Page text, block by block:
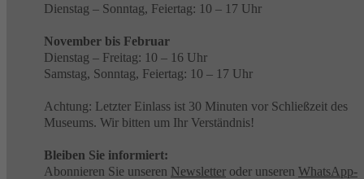
Dienstag – Sonntag, Feiertag: 10 – 17 Uhr
November bis Februar
Dienstag – Freitag: 10 – 16 Uhr
Samstag, Sonntag, Feiertag: 10 – 17 Uhr
Achtung: Letzter Einlass ist 30 Minuten vor Schließzeit des
Museums. Wir bitten um Ihr Verständnis!
Bleiben Sie informiert:
Abonnieren Sie unseren Newsletter oder unseren WhatsApp-